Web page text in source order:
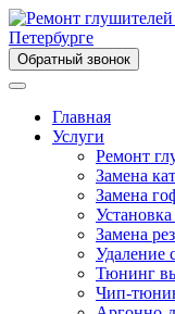
Обратный звонок
Главная
Услуги
Ремонт
Замена
Замена
Замена
Удаление
Тюнинг
Чип-